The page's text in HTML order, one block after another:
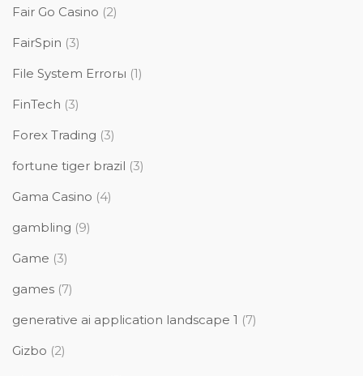
Fair Go Casino (2)
FairSpin (3)
File System Errorы (1)
FinTech (3)
Forex Trading (3)
fortune tiger brazil (3)
Gama Casino (4)
gambling (9)
Game (3)
games (7)
generative ai application landscape 1 (7)
Gizbo (2)